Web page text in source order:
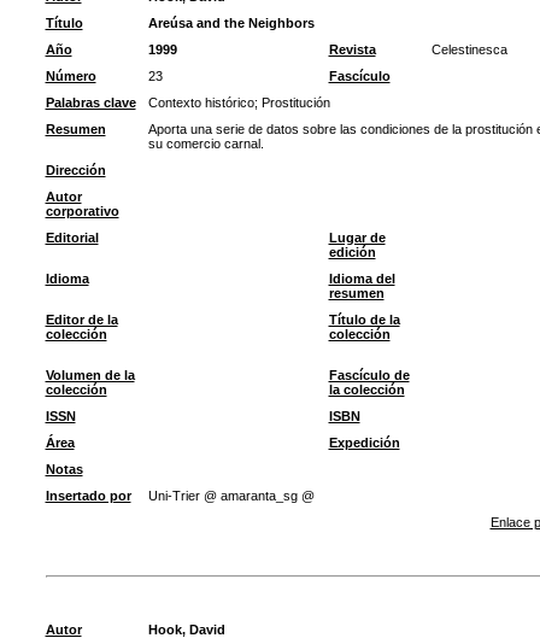
Título
Areúsa and the Neighbors
Año
1999 Revista
Celestinesca
Número
23
Fascículo
Palabras clave
Contexto histórico; Prostitución
Resumen
Aporta una serie de datos sobre las condiciones de la
su comercio carnal.
Dirección
Autor
corporativo
Editorial
Lugar de
edición
Idioma
Idioma del
resumen
Editor de la
colección
Título de la
colección
Volumen de la
colección
Fascículo de
la colección
ISSN
ISBN
Área
Expedición
Notas
Insertado por
Uni-Trier @ amaranta_sg @
Enlace
Autor
Hook, David